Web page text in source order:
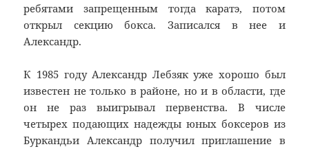
ребятами запрещенным тогда каратэ, потом
открыл секцию бокса. Записался в нее и
Александр.
К 1985 году Александр Лебзяк уже хорошо был
известен не только в районе, но и в области, где
он не раз выигрывал первенства. В числе
четырех подающих надежды юных боксеров из
Буркандьи Александр получил приглашение в